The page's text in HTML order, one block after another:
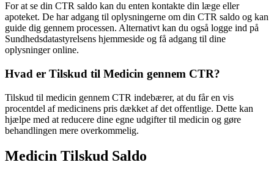
For at se din CTR saldo kan du enten kontakte din læge eller
apoteket. De har adgang til oplysningerne om din CTR saldo og kan
guide dig gennem processen. Alternativt kan du også logge ind på
Sundhedsdatastyrelsens hjemmeside og få adgang til dine
oplysninger online.
Hvad er Tilskud til Medicin gennem CTR?
Tilskud til medicin gennem CTR indebærer, at du får en vis
procentdel af medicinens pris dækket af det offentlige. Dette kan
hjælpe med at reducere dine egne udgifter til medicin og gøre
behandlingen mere overkommelig.
Medicin Tilskud Saldo